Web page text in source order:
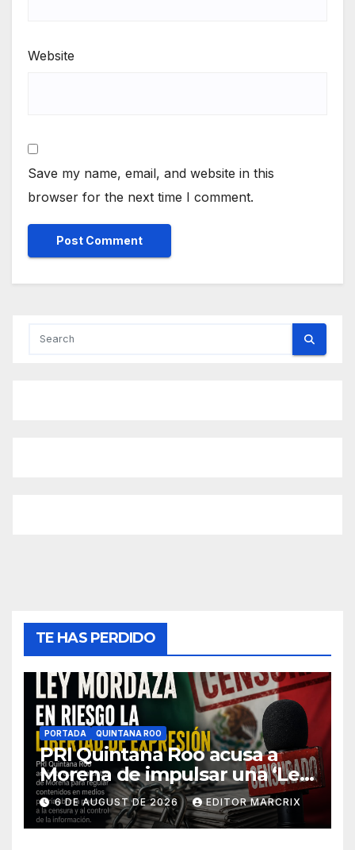
Website
Save my name, email, and website in this
browser for the next time I comment.
TE HAS PERDIDO
PORTADA QUINTANA ROO
PRI Quintana Roo acusa a
Morena de impulsar una ‘Ley
Mordaza’ contra la libertad
de expresión
6 DE AUGUST DE 2026 EDITOR MARCRIX